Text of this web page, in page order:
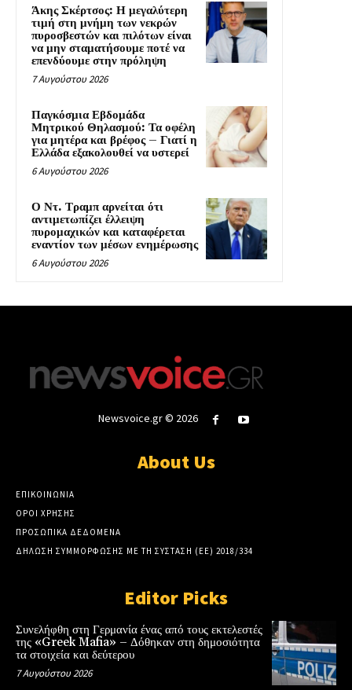
Άκης Σκέρτσος: Η μεγαλύτερη
τιμή στη μνήμη των νεκρών
πυροσβεστών και πιλότων είναι
να μην σταματήσουμε ποτέ να
επενδύουμε στην πρόληψη
7 Αυγούστου 2026
Παγκόσμια Εβδομάδα
Μητρικού Θηλασμού: Τα οφέλη
για μητέρα και βρέφος – Γιατί η
Ελλάδα εξακολουθεί να υστερεί
6 Αυγούστου 2026
Ο Ντ. Τραμπ αρνείται ότι
αντιμετωπίζει έλλειψη
πυρομαχικών και καταφέρεται
εναντίον των μέσων ενημέρωσης
6 Αυγούστου 2026
Newsvoice.gr © 2026
About Us
ΕΠΙΚΟΙΝΩΝΙΑ
ΟΡΟΙ ΧΡΗΣΗΣ
ΠΡΟΣΩΠΙΚΑ ΔΕΔΟΜΕΝΑ
ΔΗΛΩΣΗ ΣΥΜΜΟΡΦΩΣΗΣ ΜΕ ΤΗ ΣΥΣΤΑΣΗ (ΕΕ) 2018/334
Editor Picks
Συνελήφθη στη Γερμανία ένας από τους εκτελεστές
της «Greek Mafia» – Δόθηκαν στη δημοσιότητα
τα στοιχεία και δεύτερου
7 Αυγούστου 2026